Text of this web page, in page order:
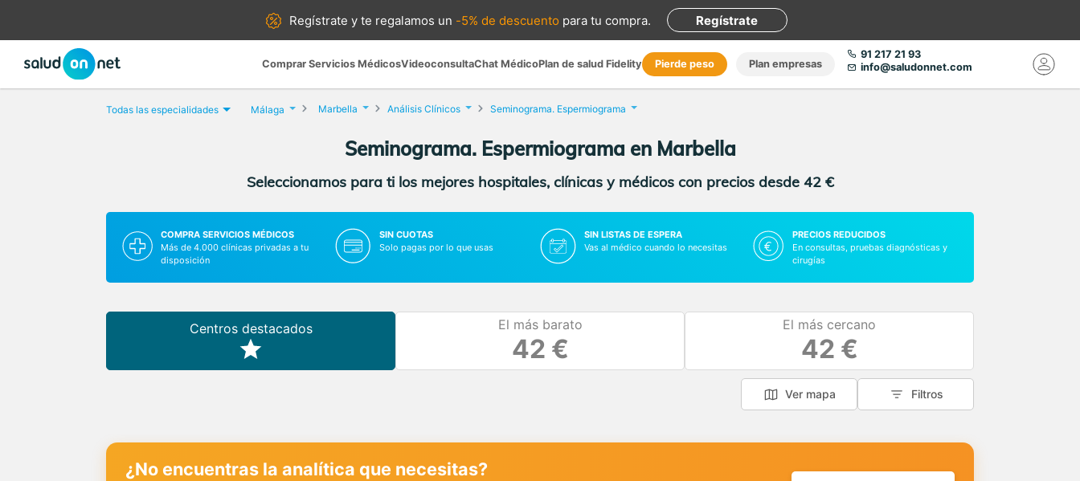
Regístrate yte regalamos un -5% de descuento para tu compra. Regístrate
Comprar Servicios MédicosVideoconsultaChat MédicoPlan de salud Fidelity Pierde peso Plan empresas
91 217 21 93
info@saludonnet.com
Todas las especialidades Málaga Marbella Análisis Clínicos Seminograma. Espermiograma
Seminograma. Espermiograma en Marbella
Seleccionamos para ti los mejores hospitales, clínicas y médicos con precios desde 42 €
COMPRA SERVICIOS MÉDICOS
Más de 4.000 clínicas privadas a tu
disposición
SIN CUOTAS
Solo pagas por lo que usas
SIN LISTAS DE ESPERA
Vas al médico cuando lo necesitas
PRECIOS REDUCIDOS
En consultas, pruebas diagnósticas y
cirugías
Centros destacados El más barato
42 €
El más cercano
42 €
Ver mapa Filtros
¿No encuentras la analítica que necesitas?